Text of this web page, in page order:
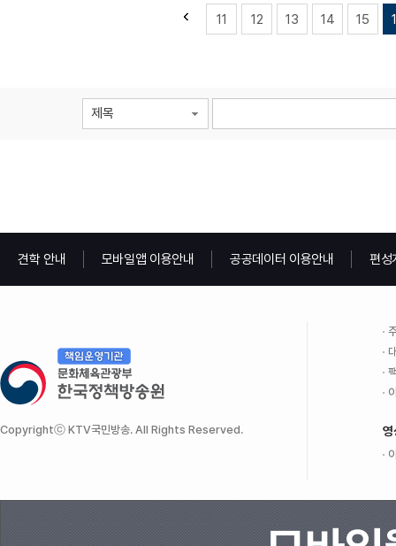
11 12 13 14 15
제목
견학 안내 모바일앱 이용안내 공공데이터 이용안내 편성
Copyrightⓒ KTV국민방송. All Rights Reserved. 영